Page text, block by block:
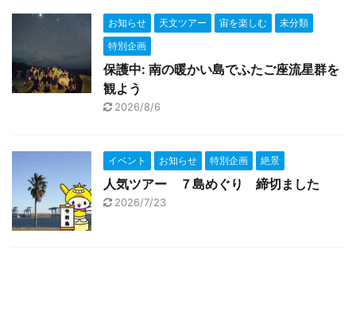
お知らせ 天文ツアー 宙を楽しむ
未分類
特別企画
保護中: 南の暖かい島でふたご座流星群を
観よう
2026/8/6
イベント お知らせ 特別企画 絶景
人気ツアー ７島めぐり 締切ました
2026/7/23